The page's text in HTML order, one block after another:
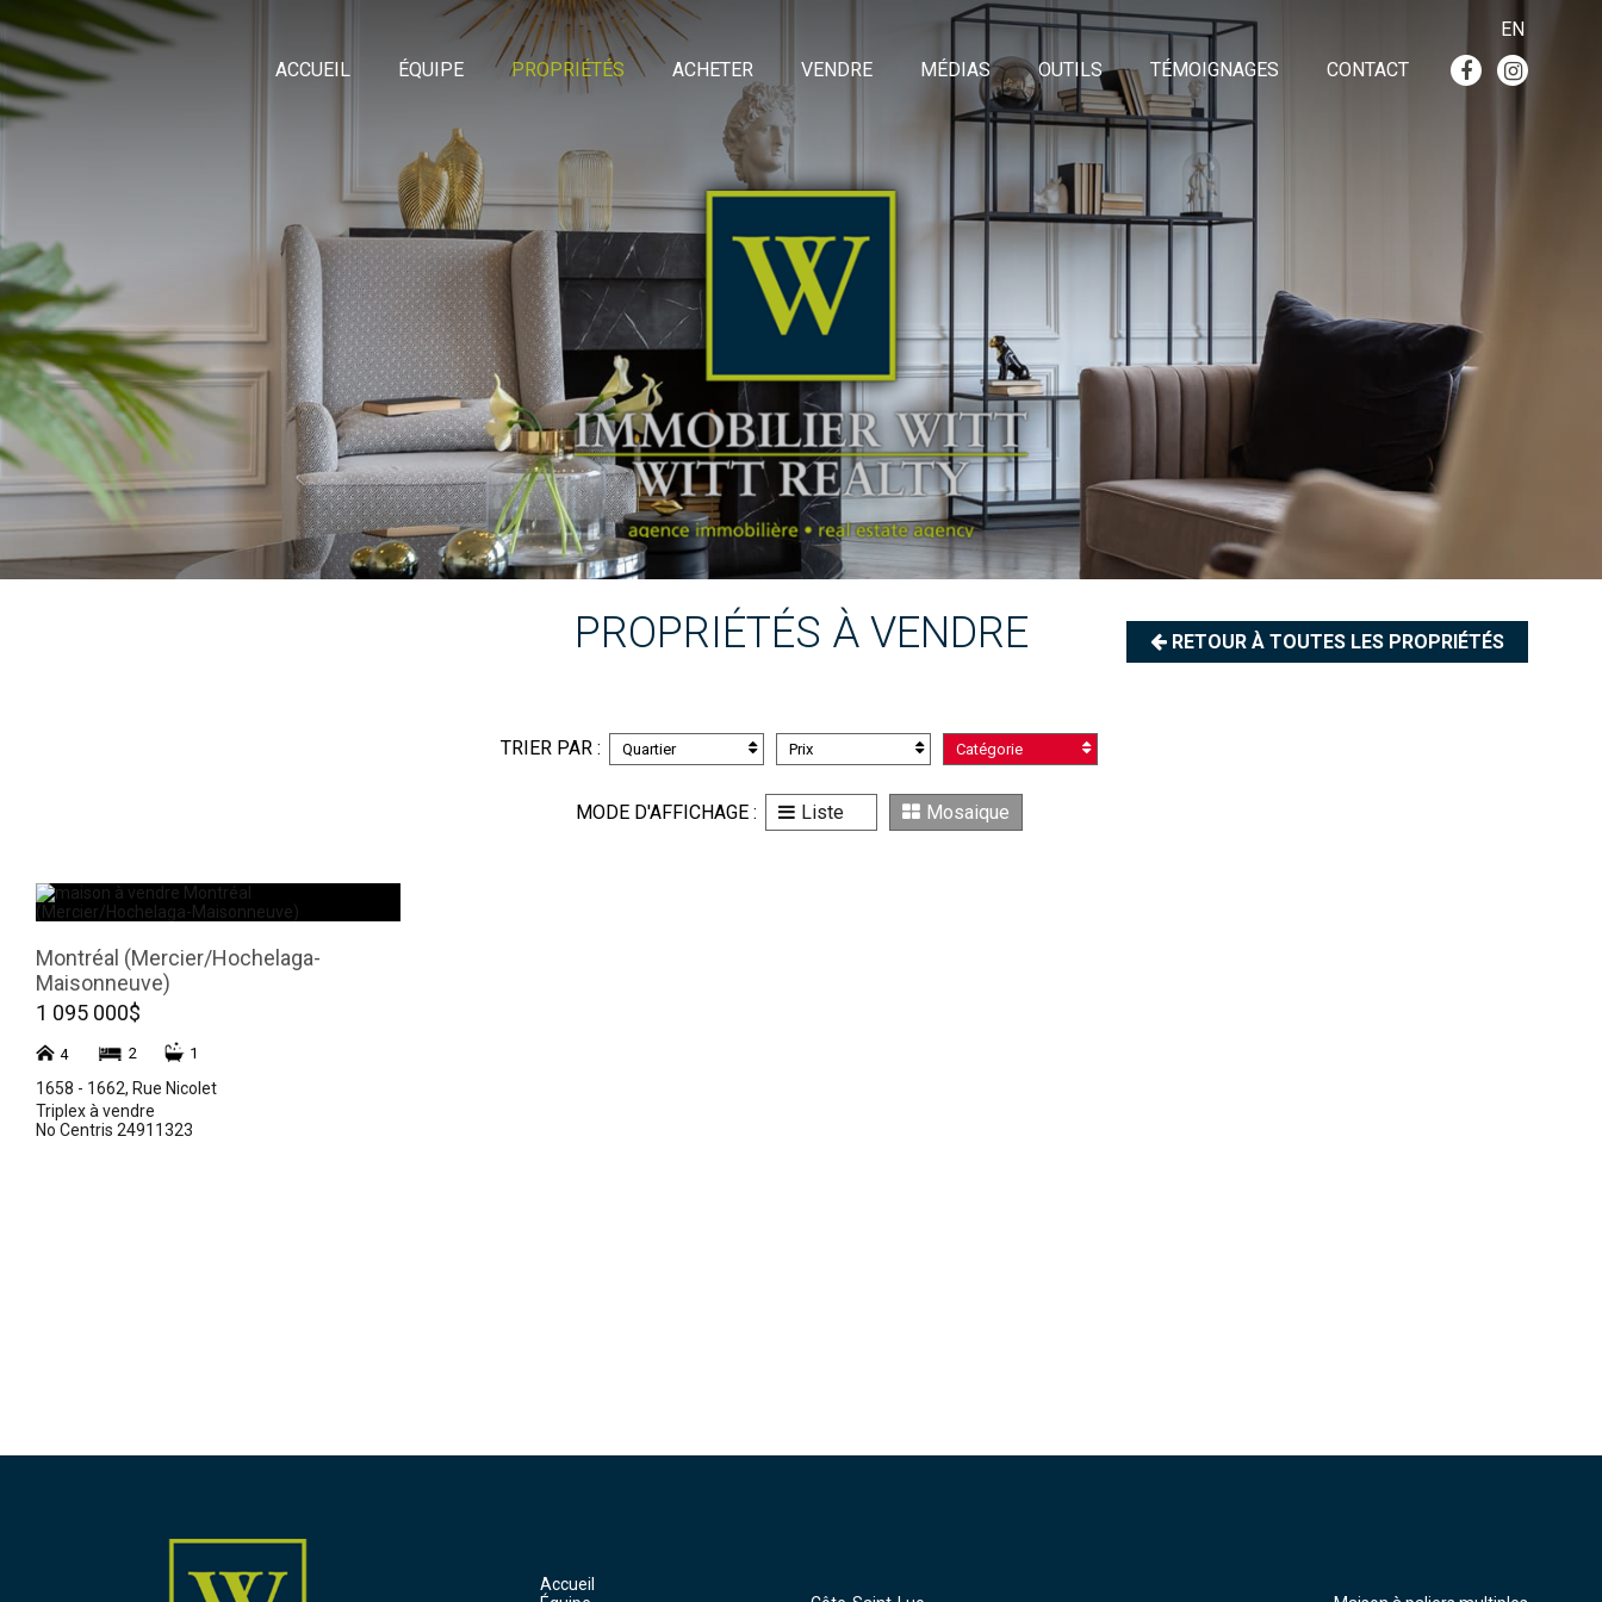
EN
ACCUEIL
ÉQUIPE PROPRIÉTÉS ACHETER VENDRE MÉDIAS OUTILS TÉMOIGNAGES CONTACT
PROPRIÉTÉS À VENDRE RETOUR À TOUTES LES PROPRIÉTÉS
TRIER PAR : Quartier Prix Catégorie
MODE D'AFFICHAGE : Liste Mosaique
Montréal (Mercier/Hochelaga-
Maisonneuve)
1 095 000$
4 2 1
1658 - 1662, Rue Nicolet
Triplex à vendre
No Centris 24911323
Accueil